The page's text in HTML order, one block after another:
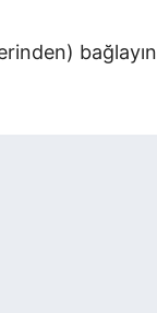
bağlayın